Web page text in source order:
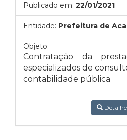
Publicado em: 22/01/2021
Entidade: Prefeitura de
Objeto:
Contratação da
especializados de
contabilidade pública